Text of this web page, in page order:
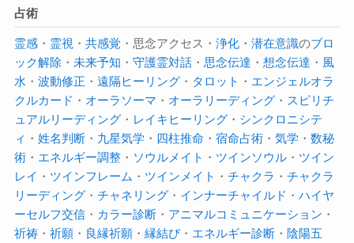
占術
霊感・ 霊視 ・ 共感覚 ・思念アクセス・ 浄化・ 潜在意識のブロ
ック解除・ 未来予知 ・ 守護霊対話・ 思念伝達 ・ 想念伝達 ・ 風
水 ・ 波動修正 ・ 遠隔ヒーリング・ タロット ・ エンジェルオラ
クルカード ・ オーラソーマ ・ オーラ リーディング・ スピリチ
ュアルリーディング・ レイキヒーリング・ シンクロニシテ
ィ ・ 姓名判断・ 九星気学・ 四柱推命 ・ 宿命占術・ 気学・ 数秘
術・ エネルギー調整・ ソウルメイト ・ ツインソウル・ ツイン
レイ ・ ツインフレーム ・ ツインメイト ・ チャクラ ・ チャクラ
リーディング・ チャネリング・ インナーチャイルド ・ ハイヤ
ーセルフ交信・ カラー診断・ アニマルコミュニケーション ・
祈祷・ 祈願・ 良縁祈願・ 縁結び・ エネルギー診断・ 陰陽五